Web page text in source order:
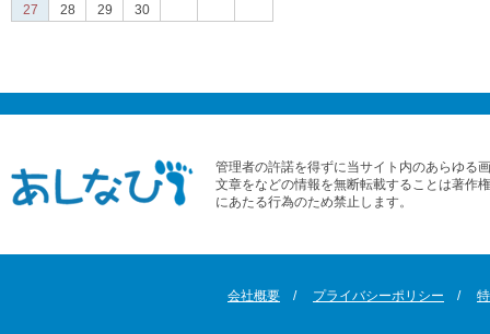
27
28 29 30
管理者の許諾を得ずに当サイト内のあらゆる
文章をなどの情報を無断転載することは著作
にあたる行為のため禁止します。
会社概要 プライバシーポリシー